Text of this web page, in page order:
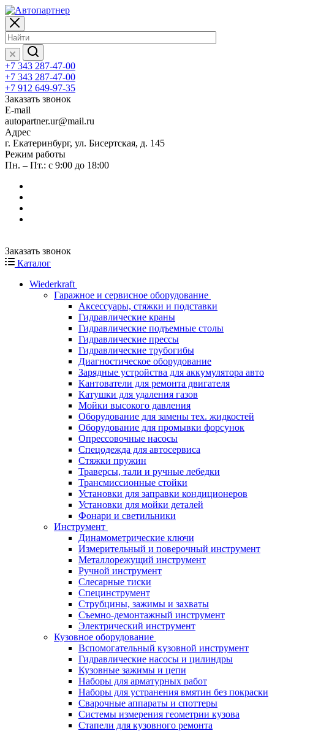
+7 343 287-47-00
+7 343 287-47-00
+7 912 649-97-35
Заказать звонок
E-mail
autopartner.ur@mail.ru
Адрес
г. Екатеринбург, ул. Бисертская, д. 145
Режим работы
Пн. – Пт.: с 9:00 до 18:00
Заказать звонок
Каталог
Wiederkraft
Гаражное и сервисное оборудование
Аксессуары, стяжки и подставки
Гидравлические краны
Гидравлические подъемные столы
Гидравлические прессы
Гидравлические трубогибы
Диагностическое оборудование
Зарядные устройства для аккумулятора авто
Кантователи для ремонта двигателя
Катушки для удаления газов
Мойки высокого давления
Оборудование для замены тех. жидкостей
Оборудование для промывки форсунок
Опрессовочные насосы
Спецодежда для автосервиса
Стяжки пружин
Траверсы, тали и ручные лебедки
Трансмиссионные стойки
Установки для заправки кондиционеров
Установки для мойки деталей
Фонари и светильники
Инструмент
Динамометрические ключи
Измерительный и поверочный инструмент
Металлорежущий инструмент
Ручной инструмент
Слесарные тиски
Специнструмент
Струбцины, зажимы и захваты
Съемно-демонтажный инструмент
Электрический инструмент
Кузовное оборудование
Вспомогательный кузовной инструмент
Гидравлические насосы и цилиндры
Кузовные зажимы и цепи
Наборы для арматурных работ
Наборы для устранения вмятин без покраски
Сварочные аппараты и споттеры
Системы измерения геометрии кузова
Стапели для кузовного ремонта